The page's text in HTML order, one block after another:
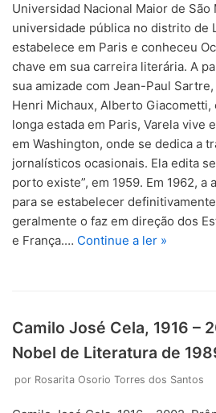
Universidad Nacional Maior de São
universidade pública no distrito de
estabelece em Paris e conheceu
chave em sua carreira literária. A
sua amizade com Jean-Paul
Henri Michaux, Alberto
longa estada em Paris, Varela vive
em Washington, onde se dedica a
jornalísticos ocasionais. Ela edita
porto existe”, em 1959. Em 1962, a
para se estabelecer
geralmente o faz em direção dos
e França.… Continue a ler »
Camilo José Cela, 1916 –
Nobel de Literatura de
por Rosarita Osorio Torres dos Santos